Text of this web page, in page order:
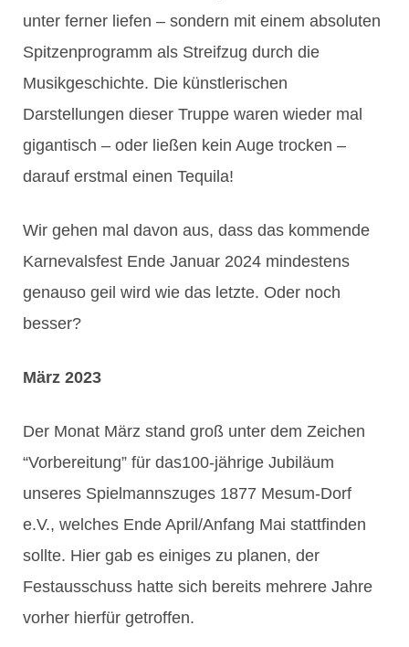
unter ferner liefen – sondern mit einem absoluten
Spitzenprogramm als Streifzug durch die
Musikgeschichte. Die künstlerischen
Darstellungen dieser Truppe waren wieder mal
gigantisch – oder ließen kein Auge trocken –
darauf erstmal einen Tequila!
Wir gehen mal davon aus, dass das kommende
Karnevalsfest Ende Januar 2024 mindestens
genauso geil wird wie das letzte. Oder noch
besser?
März 2023
Der Monat März stand groß unter dem Zeichen
“Vorbereitung” für das100-jährige Jubiläum
unseres Spielmannszuges 1877 Mesum-Dorf
e.V., welches Ende April/Anfang Mai stattfinden
sollte. Hier gab es einiges zu planen, der
Festausschuss hatte sich bereits mehrere Jahre
vorher hierfür getroffen.